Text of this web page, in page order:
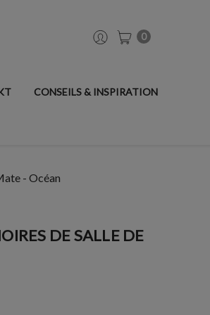
0
CONSEILS & INSPIRATION
- Océan
DE SALLE DE